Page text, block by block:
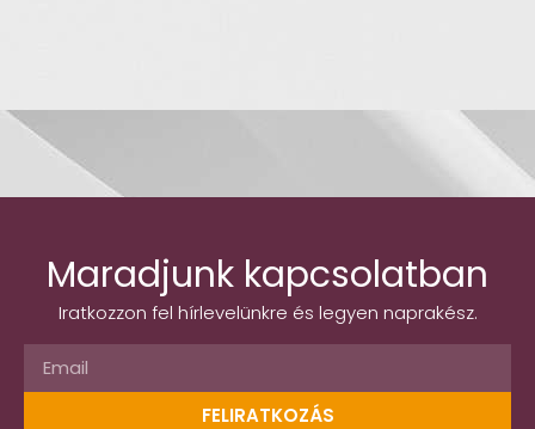
Maradjunk kapcsolatban
Iratkozzon fel hírlevelünkre és legyen naprakész.
FELIRATKOZÁS